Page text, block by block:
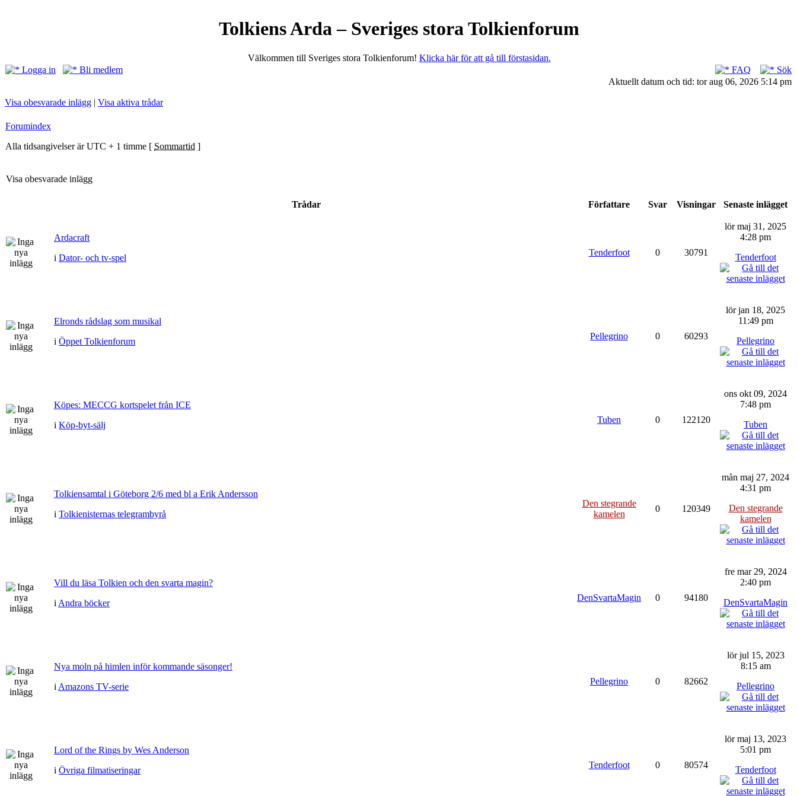
Tolkiens Arda – Sveriges stora Tolkienforum
Välkommen till Sveriges stora Tolkienforum! Klicka här för att gå till förstasidan.
Logga in
Bli medlem FAQ
Sök
Aktuellt datum och tid: tor aug 06, 2026 5:14 pm
Visa obesvarade inlägg | Visa aktiva trådar
Forumindex
Alla tidsangivelser är UTC + 1 timme [ Sommartid ]
Visa obesvarade inlägg
Trådar Författare Svar Visningar Senaste inlägget
Ardacraft
i Dator- och tv-spel
Tenderfoot 0 30791
lör maj 31, 2025
4:28 pm
Tenderfoot
Elronds rådslag som musikal
i Öppet Tolkienforum
Pellegrino 0 60293
lör jan 18, 2025
11:49 pm
Pellegrino
Köpes: MECCG kortspelet från ICE
i Köp-byt-sälj
Tuben 0 122120
ons okt 09, 2024
7:48 pm
Tuben
Tolkiensamtal i Göteborg 2/6 med bl a Erik Andersson
i Tolkienisternas telegrambyrå
Den stegrande
kamelen
0 120349
mån maj 27, 2024
4:31 pm
Den stegrande
kamelen
Vill du läsa Tolkien och den svarta magin?
i Andra böcker
DenSvartaMagin 0 94180
fre mar 29, 2024
2:40 pm
DenSvartaMagin
Nya moln på himlen inför kommande säsonger!
i Amazons TV-serie
Pellegrino 0 82662
lör jul 15, 2023
8:15 am
Pellegrino
Lord of the Rings by Wes Anderson
i Övriga filmatiseringar
Tenderfoot 0 80574
lör maj 13, 2023
5:01 pm
Tenderfoot